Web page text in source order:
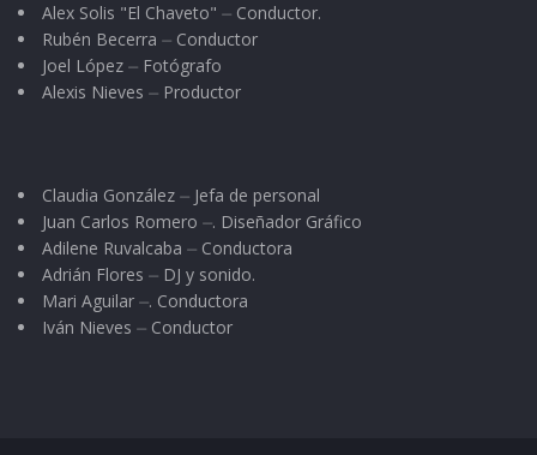
Alex Solis "El Chaveto" ⏤ Conductor.
Rubén Becerra ⏤ Conductor
Joel López ⏤ Fotógrafo
Alexis Nieves ⏤ Productor
Claudia González ⏤ Jefa de personal
Juan Carlos Romero ⏤. Diseñador Gráfico
Adilene Ruvalcaba ⏤ Conductora
Adrián Flores ⏤ DJ y sonido.
Mari Aguilar ⏤. Conductora
Iván Nieves ⏤ Conductor